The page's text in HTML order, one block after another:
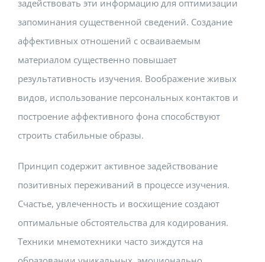
задействовать эти информацию для оптимизации
запоминания существенной сведений. Создание
аффективных отношений с осваиваемым
материалом существенно повышает
результативность изучения. Воображение живых
видов, использование персональных контактов и
построение аффективного фона способствуют
строить стабильные образы.
Принцип содержит активное задействование
позитивных переживаний в процессе изучения.
Счастье, увлеченность и восхищение создают
оптимальные обстоятельства для кодирования.
Техники мнемотехники часто зиждутся на